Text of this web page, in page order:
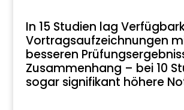
In 15 Studien lag
Vortragsaufzeichnungen
besseren
Zusammenhang – bei 10
sogar signifikant höhere